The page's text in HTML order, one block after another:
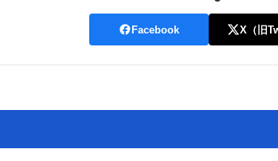
Facebook X（旧